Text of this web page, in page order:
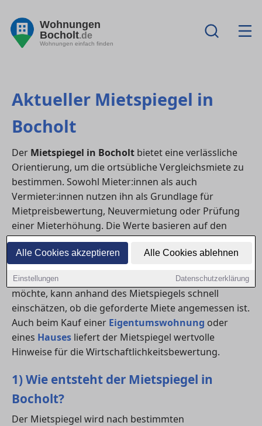
Alle Cookies akzeptieren Alle Cookies ablehnen
Einstellungen Datenschutzerklärung
Wohnungen
Bocholt.de
Wohnungen einfach finden
Aktueller Mietspiegel in
Bocholt
Der Mietspiegel in Bocholt bietet eine verlässliche
Orientierung, um die ortsübliche Vergleichsmiete zu
bestimmen. Sowohl Mieter:innen als auch
Vermieter:innen nutzen ihn als Grundlage für
Mietpreisbewertung, Neuvermietung oder Prüfung
einer Mieterhöhung. Die Werte basieren auf den
durchschnittlichen Mieten vergleichbarer
Wohnungen in Lage, Baujahr, Größe und Ausstattung.
Wer einewohnung mieten hausbeziehen
möchte, kann anhand des Mietspiegels schnell
einschätzen, ob die geforderte Miete angemessen ist.
Auch beim Kauf einer Eigentumswohnung oder
eines Hauses liefert der Mietspiegel wertvolle
Hinweise für die Wirtschaftlichkeitsbewertung.
1) Wie entsteht der Mietspiegel in
Bocholt?
Der Mietspiegel wird nach bestimmten